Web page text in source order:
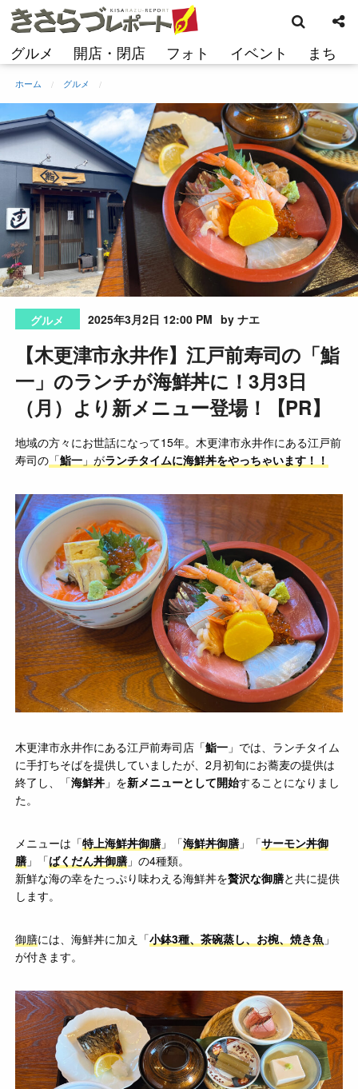
コ
ン
ン
へ
ス
キ
ッ
グルメ 開店・閉店 フォト イベント まち
索
ホーム グルメ
グルメ 2025年3月2日 12:00 PM by ナエ
【木更津市永井作】江戸前寿司の「鮨
一」のランチが海鮮丼に！3月3日
（月）より新メニュー登場！【PR】
地域の方々にお世話になって15年。木更津市永井作にある江戸前
寿司の 「鮨一 」がランチタイムに海鮮丼をやっちゃいます！！
木更津市永井作にある江戸前寿司店「鮨一 」では、ランチタイム
に手打ちそばを提供していましたが、2月初旬にお蕎麦の提供は
終了し、「海鮮丼 」を新メニューとして開始することになりまし
た。
メニューは「特上海鮮丼御膳 」「海鮮丼御膳 」「サーモン丼御
膳 」「ばくだん丼御膳 」の4種類。
新鮮な海の幸をたっぷり味わえる海鮮丼を贅沢な御膳と共に提供
します。
御膳には、海鮮丼に加え「小鉢3種、茶碗蒸し、お椀、焼き魚 」
が付きます。